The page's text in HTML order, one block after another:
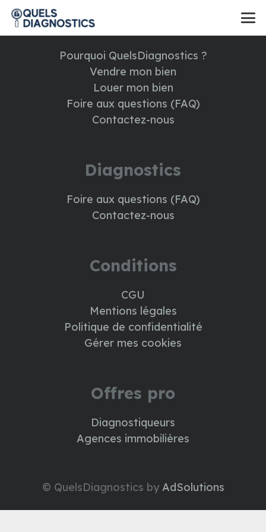
Pourquoi QuelsDiagnostics ?
Vendre mon bien
Louer mon bien
Foire aux questions (FAQ)
Contactez-nous
Diagnostics
Foire aux questions (FAQ)
Contactez-nous
Conditions
CGU
Mentions légales
Politique de confidentialité
Gérer mes cookies
Offres pro
Diagnostiqueurs
Agences immobilières
© QuelsDiagnostics byAdSolutions